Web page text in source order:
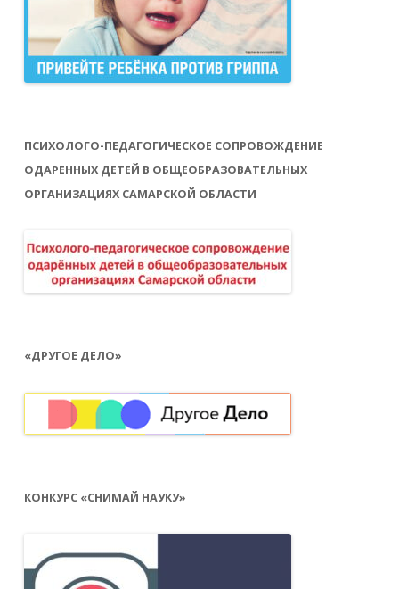
ПСИХОЛОГО-ПЕДАГОГИЧЕСКОЕ СОПРОВОЖДЕНИЕ
ОДАРЕННЫХ ДЕТЕЙ В ОБЩЕОБРАЗОВАТЕЛЬНЫХ
ОРГАНИЗАЦИЯХ САМАРСКОЙ ОБЛАСТИ
«ДРУГОЕ ДЕЛО»
КОНКУРС «СНИМАЙ НАУКУ»